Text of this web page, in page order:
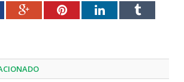
Google+PinterestLinkedInTumblr